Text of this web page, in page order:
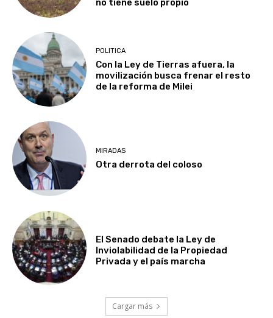
no tiene suelo propio
POLITICA
Con la Ley de Tierras afuera, la
movilización busca frenar el resto
de la reforma de Milei
MIRADAS
Otra derrota del coloso
El Senado debate la Ley de
Inviolabilidad de la Propiedad
Privada y el país marcha
Cargar más